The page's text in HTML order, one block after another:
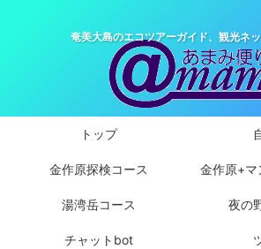
奄美大島のエコツアーガイド、観光ネ
トップ
金作原探検コース 金作原+マ
湯湾岳コース 夜の
チャットbot